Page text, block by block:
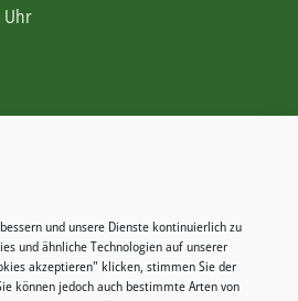
und unsere Dienste kontinuierlich zu
und ähnliche Technologien auf unserer
akzeptieren" klicken, stimmen Sie der
können jedoch auch bestimmte Arten von
Uhr